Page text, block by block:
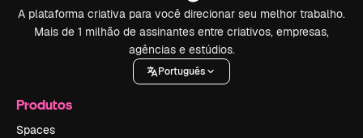
A plataforma criativa para você direcionar seu melhor trabalho.
Mais de 1 milhão de assinantes entre criativos, empresas,
agências e estúdios.
Português
Produtos
Spaces